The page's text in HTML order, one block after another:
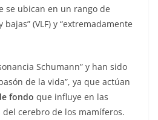
se ubican en un rango de
(VLF) y “extremadamente
Schumann” y han sido
de la vida”, ya que actúan
fondo que influye en las
cerebro de los mamíferos.